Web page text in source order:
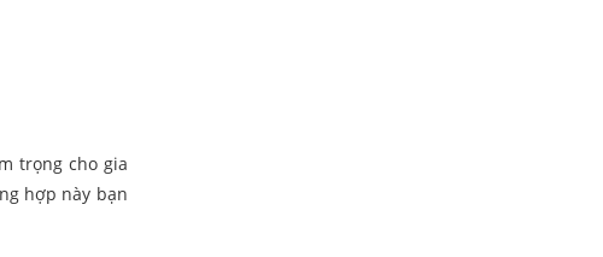
trọng cho gia
hợp này bạn